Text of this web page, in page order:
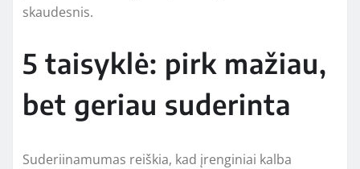
skaudesnis.
5 taisyklė: pirk mažiau,
bet geriau suderinta
Suderiinamumas reiškia, kad įrenginiai kalba